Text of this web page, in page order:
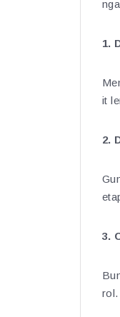
1.
it
2.
3.
rol.